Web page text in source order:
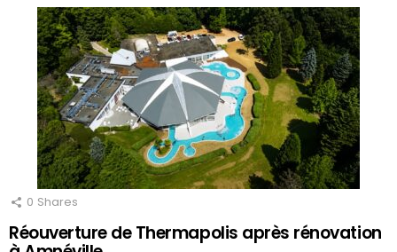
0 Shares
Réouverture de Thermapolis après rénovation